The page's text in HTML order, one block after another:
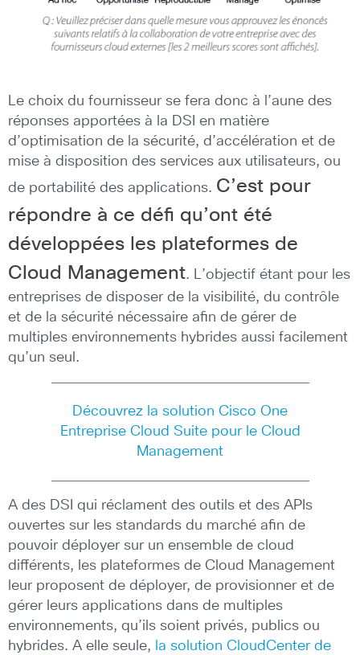
Le choix du fournisseur se fera donc à l’aune des
réponses apportées à la DSI en matière
d’optimisation de la sécurité, d’accélération et de
mise à disposition des services aux utilisateurs, ou
de portabilité des applications. C’est pour
répondre à ce défi qu’ont été
développées les plateformes de
Cloud Management. L’objectif étant pour les
entreprises de disposer de la visibilité, du contrôle
et de la sécurité nécessaire afin de gérer de
multiples environnements hybrides aussi facilement
qu’un seul.
Découvrez la solution Cisco One
Entreprise Cloud Suite pour le Cloud
Management
A des DSI qui réclament des outils et des APIs
ouvertes sur les standards du marché afin de
pouvoir déployer sur un ensemble de cloud
différents, les plateformes de Cloud Management
leur proposent de déployer, de provisionner et de
gérer leurs applications dans de multiples
environnements, qu’ils soient privés, publics ou
hybrides. A elle seule, la solution CloudCenter de